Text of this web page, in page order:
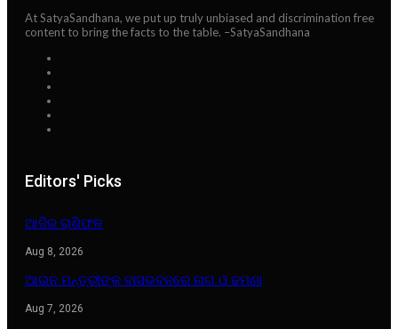
At SatyaSandhana, we put up truly unbiased and discrimination free
content to bring the facts to the table. –SatyaSandhana
Editors' Picks
ଆଜିର ରାଶିଫଳ
Aug 8, 2026
ଆଇନ ମନ୍ତ୍ରୀଙ୍କ ବାସଭବନରେ ନାଗ ଓ ଢମଣା
Aug 7, 2026